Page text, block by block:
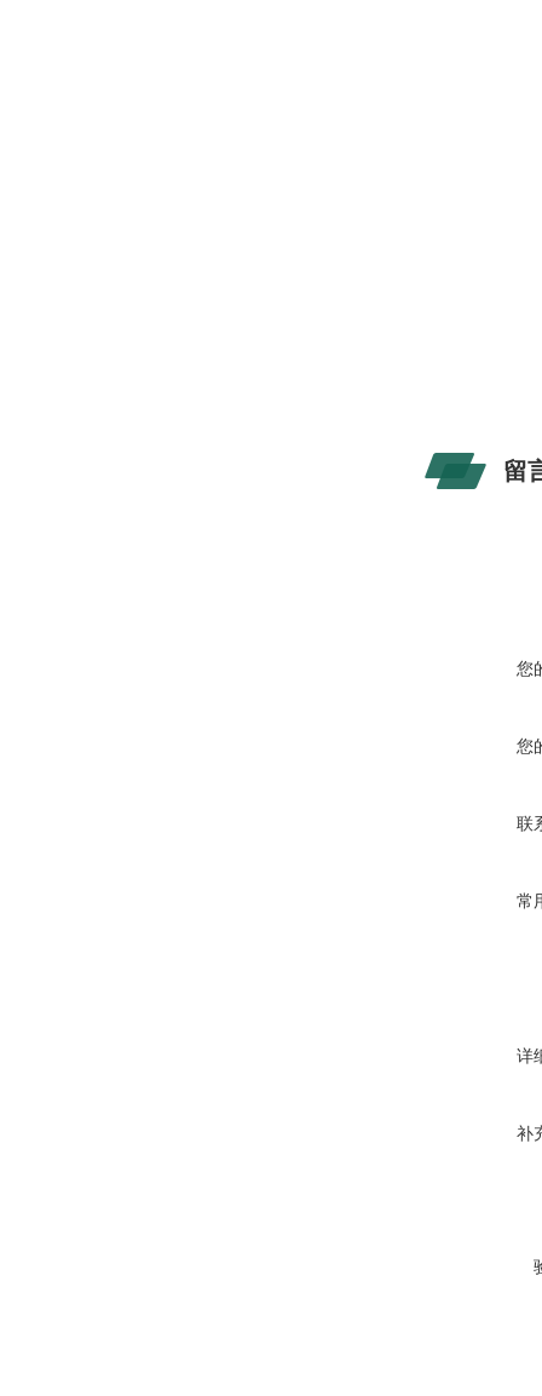
留
您
您
联
常
详
补